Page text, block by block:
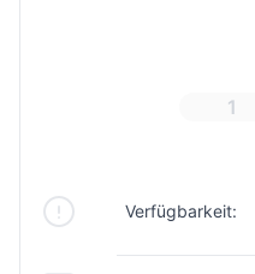
Niedrigster
Verfügbarkeit: